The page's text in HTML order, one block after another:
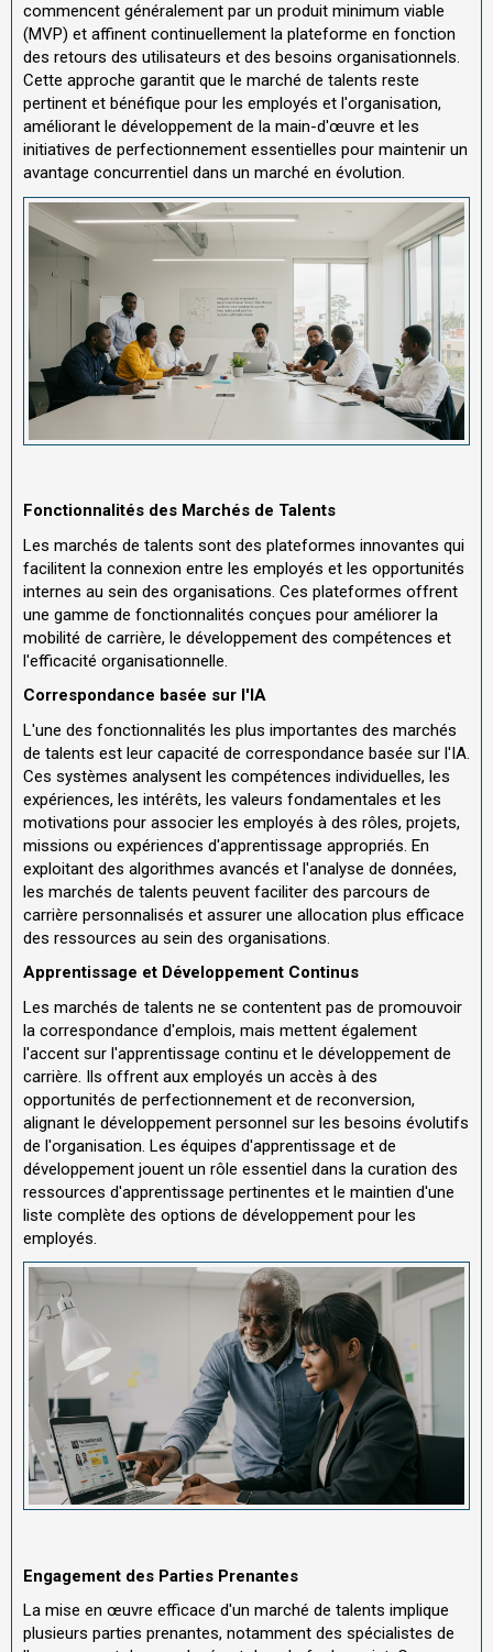
commencent généralement par un produit minimum viable
(MVP) et affinent continuellement la plateforme en fonction
des retours des utilisateurs et des besoins organisationnels.
Cette approche garantit que le marché de talents reste
pertinent et bénéfique pour les employés et l'organisation,
améliorant le développement de la main-d'œuvre et les
initiatives de perfectionnement essentielles pour maintenir un
avantage concurrentiel dans un marché en évolution.
Fonctionnalités des Marchés de Talents
Les marchés de talents sont des plateformes innovantes qui
facilitent la connexion entre les employés et les opportunités
internes au sein des organisations. Ces plateformes offrent
une gamme de fonctionnalités conçues pour améliorer la
mobilité de carrière, le développement des compétences et
l'efficacité organisationnelle.
Correspondance basée sur l'IA
L'une des fonctionnalités les plus importantes des marchés
de talents est leur capacité de correspondance basée sur l'IA.
Ces systèmes analysent les compétences individuelles, les
expériences, les intérêts, les valeurs fondamentales et les
motivations pour associer les employés à des rôles, projets,
missions ou expériences d'apprentissage appropriés. En
exploitant des algorithmes avancés et l'analyse de données,
les marchés de talents peuvent faciliter des parcours de
carrière personnalisés et assurer une allocation plus efficace
des ressources au sein des organisations.
Apprentissage et Développement Continus
Les marchés de talents ne se contentent pas de promouvoir
la correspondance d'emplois, mais mettent également
l'accent sur l'apprentissage continu et le développement de
carrière. Ils offrent aux employés un accès à des
opportunités de perfectionnement et de reconversion,
alignant le développement personnel sur les besoins évolutifs
de l'organisation. Les équipes d'apprentissage et de
développement jouent un rôle essentiel dans la curation des
ressources d'apprentissage pertinentes et le maintien d'une
liste complète des options de développement pour les
employés.
Engagement des Parties Prenantes
La mise en œuvre efficace d'un marché de talents implique
plusieurs parties prenantes, notamment des spécialistes de